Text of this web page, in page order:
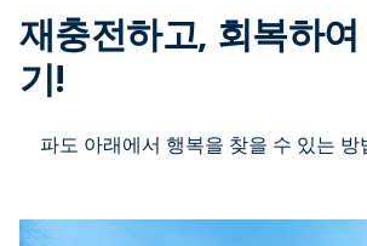
재충전하고, 회복하
기!
파도 아래에서 행복을 찾을 수 있는 방